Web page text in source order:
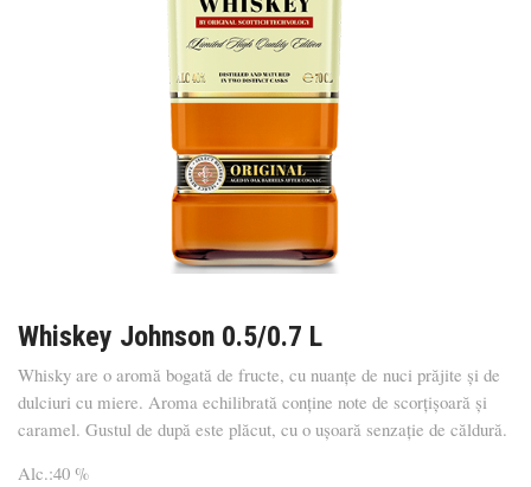
Whiskey Johnson 0.5/0.7 L
Whisky are o aromă bogată de fructe, cu nuanţe de nuci prăjite și de
dulciuri cu miere. Aroma echilibrată conține note de scorțișoară și
caramel. Gustul de după este plăcut, cu o uşoară senzaţie de căldură.
Alc.:40 %